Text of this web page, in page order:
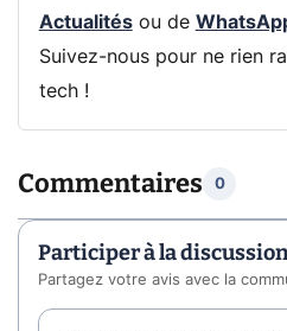
Actualitésou de
Suivez-nous pour ne rien
tech !
Commentaires 0
Participer à la
Partagez votre avis avec la